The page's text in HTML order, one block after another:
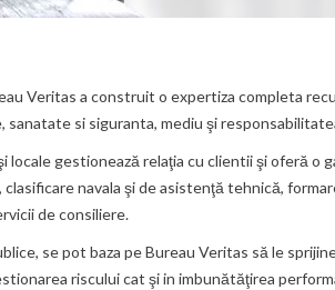
Veritas a construit o expertiza completa
si siguranta, mediu şi
locale gestionează relaţia cu clientii şi oferă o
navala şi de asistenţă tehnică,
de consiliere.
se pot baza pe Bureau Veritas să le
riscului cat şi in imbunătăţirea